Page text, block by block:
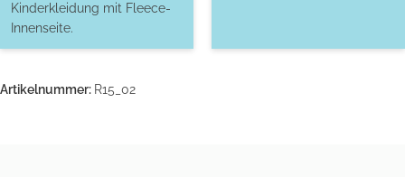
Kinderkleidung mit Fleece-
Innenseite.
Artikelnummer: R15_02